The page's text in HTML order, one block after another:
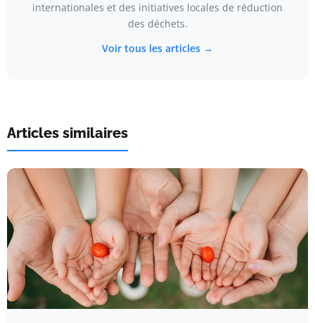
internationales et des initiatives locales de réduction
des déchets.
Voir tous les articles →
Articles similaires